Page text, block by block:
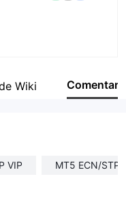
Wiki Comentar
VIP MT5 ECN/STP